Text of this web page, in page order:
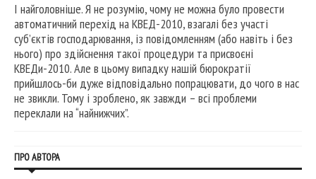
І найголовніше. Я не розумію, чому не можна було провести
автоматичний перехід на КВЕД-2010, взагалі без участі
суб’єктів господарювання, із повідомленням (або навіть і без
нього) про здійснення такої процедури та присвоєні
КВЕДи-2010. Але в цьому випадку нашій бюрократії
прийшлось-би дуже відповідально попрацювати, до чого в нас
не звикли. Тому і зроблено, як завжди – всі проблеми
переклали на “найнижчих”.
ПРО АВТОРА